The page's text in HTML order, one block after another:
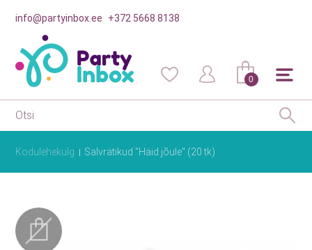
info@partyinbox.ee +372 5668 8138
0
Kodulehekülg Salvrätikud "Häid jõule" (20 tk)